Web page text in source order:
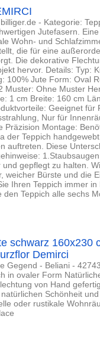
- Kategorie:
Jutefasern.
Wohn- und
die für eine
Die dekorative
hervor. Details: Typ:
100% Jute Form: Oval
Muster: Ohne Muster
1 cm Breite: 160 cm
Geeignet für
Nur für
Präzision Montage:
der Teppich
auftreten. Diese
und gepflegt zu halten.
weicher Bürste und die
Ihren Teppich immer
den Teppich alle sechs
schwarz 160x230
Demirci
Gegend - Beliani -
in ovaler Form
von Hand
Schönheit
oder rustikale